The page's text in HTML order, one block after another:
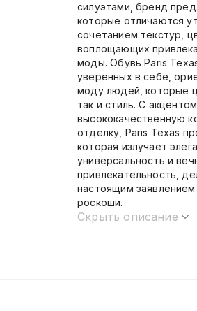
силуэтами, бренд
которые отличаются
сочетанием текстур,
воплощающих
моды. Обувь Paris
уверенных в себе,
моду людей, которые
так и стиль. С
высококачественную
отделку, Paris Texas
которая излучает
универсальность и
привлекательность,
настоящим
роскоши.
Скрыть описание